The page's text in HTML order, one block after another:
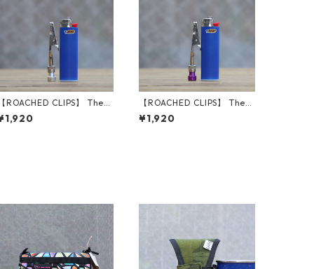
ROACHED CLIPS】 The
(Silver)
【ROACHED CLIPS】 The
O.G. (Purple)
¥1,920